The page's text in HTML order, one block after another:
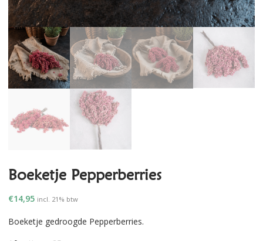
Boeketje Pepperberries
€14,95 incl. 21% btw
Boeketje gedroogde Pepperberries.